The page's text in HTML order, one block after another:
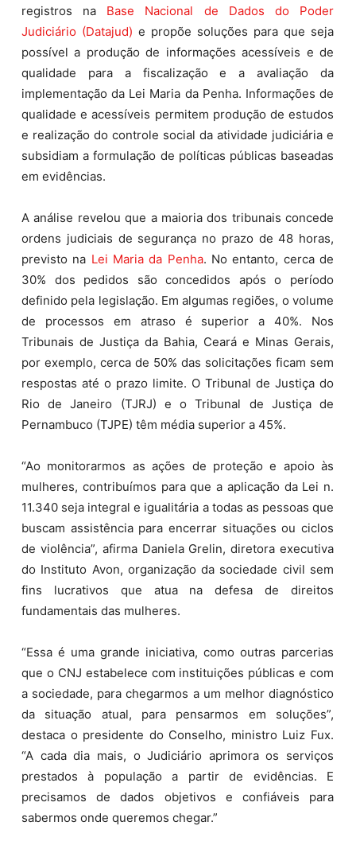
registros na Base Nacional de Dados do Poder
Judiciário (Datajud) e propõe soluções para que seja
possível a produção de informações acessíveis e de
qualidade para a fiscalização e a avaliação da
implementação da Lei Maria da Penha. Informações de
qualidade e acessíveis permitem produção de estudos
e realização do controle social da atividade judiciária e
subsidiam a formulação de políticas públicas baseadas
em evidências.
A análise revelou que a maioria dos tribunais concede
ordens judiciais de segurança no prazo de 48 horas,
previsto na Lei Maria da Penha. No entanto, cerca de
30% dos pedidos são concedidos após o período
definido pela legislação. Em algumas regiões, o volume
de processos em atraso é superior a 40%. Nos
Tribunais de Justiça da Bahia, Ceará e Minas Gerais,
por exemplo, cerca de 50% das solicitações ficam sem
respostas até o prazo limite. O Tribunal de Justiça do
Rio de Janeiro (TJRJ) e o Tribunal de Justiça de
Pernambuco (TJPE) têm média superior a 45%.
“Ao monitorarmos as ações de proteção e apoio às
mulheres, contribuímos para que a aplicação da Lei n.
11.340 seja integral e igualitária a todas as pessoas que
buscam assistência para encerrar situações ou ciclos
de violência”, afirma Daniela Grelin, diretora executiva
do Instituto Avon, organização da sociedade civil sem
fins lucrativos que atua na defesa de direitos
fundamentais das mulheres.
“Essa é uma grande iniciativa, como outras parcerias
que o CNJ estabelece com instituições públicas e com
a sociedade, para chegarmos a um melhor diagnóstico
da situação atual, para pensarmos em soluções”,
destaca o presidente do Conselho, ministro Luiz Fux.
“A cada dia mais, o Judiciário aprimora os serviços
prestados à população a partir de evidências. E
precisamos de dados objetivos e confiáveis para
sabermos onde queremos chegar.”